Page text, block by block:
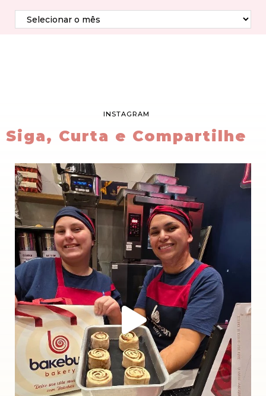
INSTAGRAM
Siga, Curta e Compartilhe